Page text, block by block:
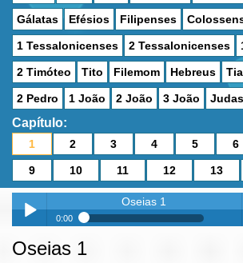
Gálatas Efésios Filipenses
1 Tessalonicenses 2 Tessalonicenses
2 Timóteo Tito Filemom Hebreus
2 Pedro 1 João 2 João 3 João Judas
Capítulo:
1 2 3 4 5 6
9 10 11 12 13
Play /
Oseias 1
0:00
Oseias 1
Oseias 1